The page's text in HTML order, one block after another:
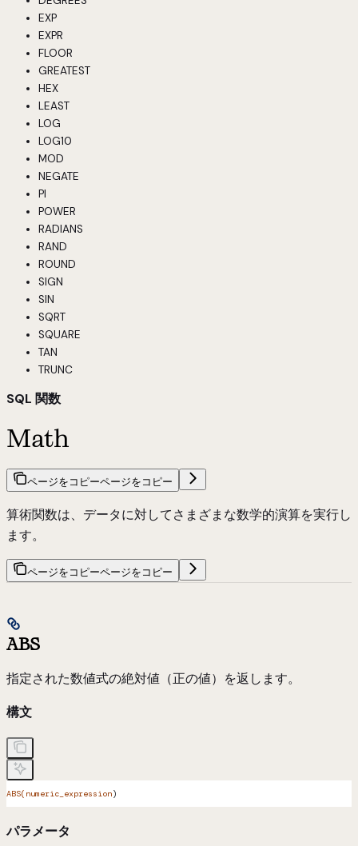
EXP
EXPR
FLOOR
GREATEST
HEX
LEAST
LOG
LOG10
MOD
NEGATE
PI
POWER
RADIANS
RAND
ROUND
SIGN
SIN
SQRT
SQUARE
TAN
TRUNC
SQL 関数
Math
ページをコピーページをコピー
算術関数は、データに対してさまざまな数学的演算を実行し
ます。
ページをコピーページをコピー
ABS
指定された数値式の絶対値（正の値）を返します。
構文
ABS(numeric_expression)
パラメータ